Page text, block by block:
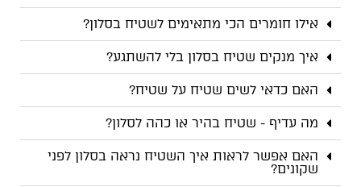
אילו חומרים הכי מתאימים לשטיח בסלון?
איך מנקים שטיח בסלון בלי להשתגע?
האם כדאי לשים שטיח על שטיח?
מה עדיף - שטיח בהיר או כהה לסלון?
האם אפשר לראות איך השטיח נראה בסלון לפני
שקונים?